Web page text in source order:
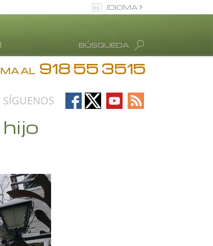
Ronald Hubbard
BÚSQUEDA
IDIOMA
Todas las Regiones/Idiomas
AL 918 55 3515
SÍGUENOS
Follow
on
Follow
on
Follow
on
Follow
on